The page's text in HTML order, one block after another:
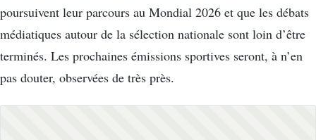
poursuivent leur parcours au Mondial 2026 et que les débats
médiatiques autour de la sélection nationale sont loin d’être
terminés. Les prochaines émissions sportives seront, à n’en
pas douter, observées de très près.